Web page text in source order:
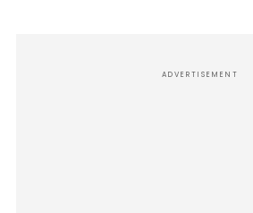
ADVERTISEMENT